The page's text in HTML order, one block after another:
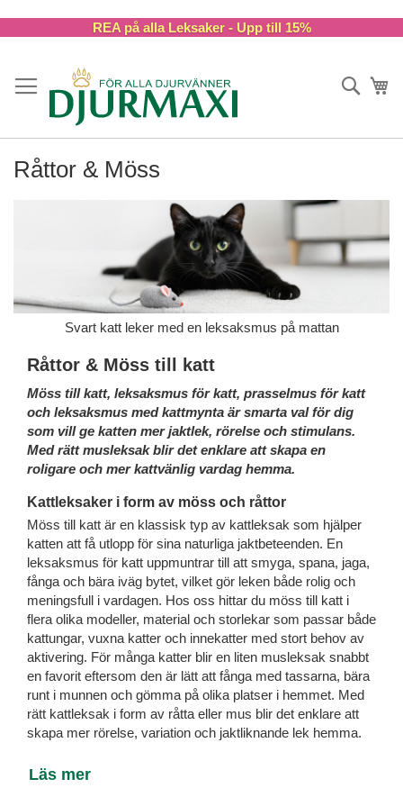
REA på alla Leksaker - Upp till 15%
Sök
Råttor & Möss
Råttor & Möss till katt
Möss till katt, leksaksmus för katt, prasselmus för katt
och leksaksmus med kattmynta är smarta val för dig
som vill ge katten mer jaktlek, rörelse och stimulans.
Med rätt musleksak blir det enklare att skapa en
roligare och mer kattvänlig vardag hemma.
Kattleksaker i form av möss och råttor
Möss till katt är en klassisk typ av kattleksak som hjälper
katten att få utlopp för sina naturliga jaktbeteenden. En
leksaksmus för katt uppmuntrar till att smyga, spana, jaga,
fånga och bära iväg bytet, vilket gör leken både rolig och
meningsfull i vardagen. Hos oss hittar du möss till katt i
flera olika modeller, material och storlekar som passar både
kattungar, vuxna katter och innekatter med stort behov av
aktivering. För många katter blir en liten musleksak snabbt
en favorit eftersom den är lätt att fånga med tassarna, bära
runt i munnen och gömma på olika platser i hemmet. Med
rätt kattleksak i form av råtta eller mus blir det enklare att
skapa mer rörelse, variation och jaktliknande lek hemma.
Svart katt leker med en leksaksmus på mattan
Läs mer